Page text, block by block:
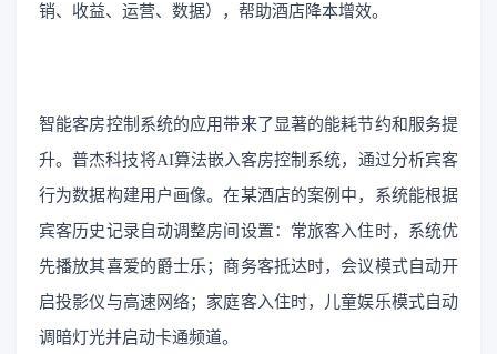
销、收益、运营、数据），帮助酒店降本增效。
智能客房控制系统的应用带来了显著的能耗节约和服务提
升。普杰科技将AI算法嵌入客房控制系统，通过分析宾客
行为数据构建用户画像。在某酒店的案例中，系统能根据
宾客历史记录自动调整房间设置：常旅客入住时，系统优
先播放其喜爱的爵士乐；商务客抵达时，会议模式自动开
启投影仪与高速网络；家庭客入住时，儿童娱乐模式自动
调暗灯光并启动卡通频道。